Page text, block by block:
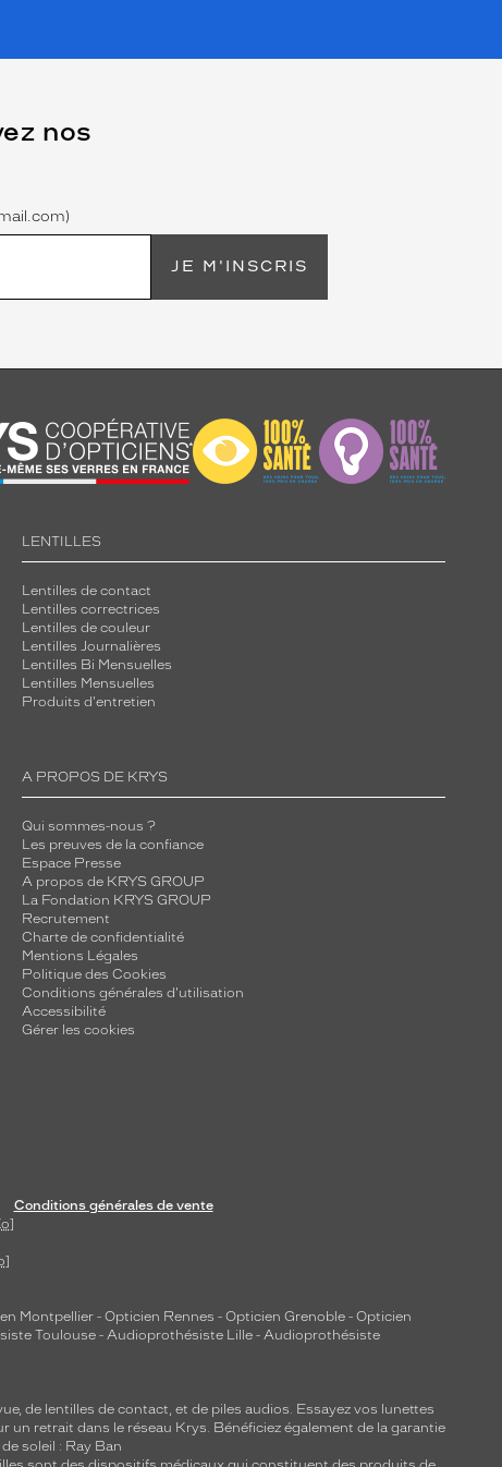
nos
JE M'INSCRIS
LENTILLES
Lentilles de contact
Lentilles correctrices
Lentilles de couleur
Lentilles Journalières
Lentilles Bi Mensuelles
Lentilles Mensuelles
Produits d'entretien
A PROPOS DE KRYS
Qui sommes-nous ?
Les preuves de la confiance
Espace Presse
A propos de KRYS GROUP
La Fondation KRYS GROUP
Recrutement
Charte de confidentialité
Mentions Légales
Politique des Cookies
Conditions générales d'utilisation
Accessibilité
Gérer les cookies
Conditions générales de vente
]
]
Montpellier - Opticien Rennes - Opticien Grenoble - Opticien
Toulouse - Audioprothésiste Lille - Audioprothésiste
de lentilles de contact, et de piles audios. Essayez vos lunettes
retrait dans le réseau Krys. Bénéficiez également de la garantie
soleil : Ray Ban